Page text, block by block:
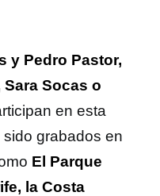
y Pedro Pastor,
Sara Socas o
en esta
grabados en
El Parque
la Costa